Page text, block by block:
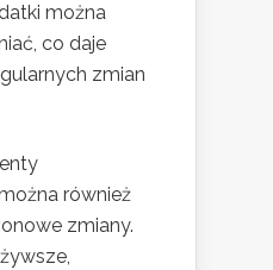
można
co daje
zmian
również
zmiany.